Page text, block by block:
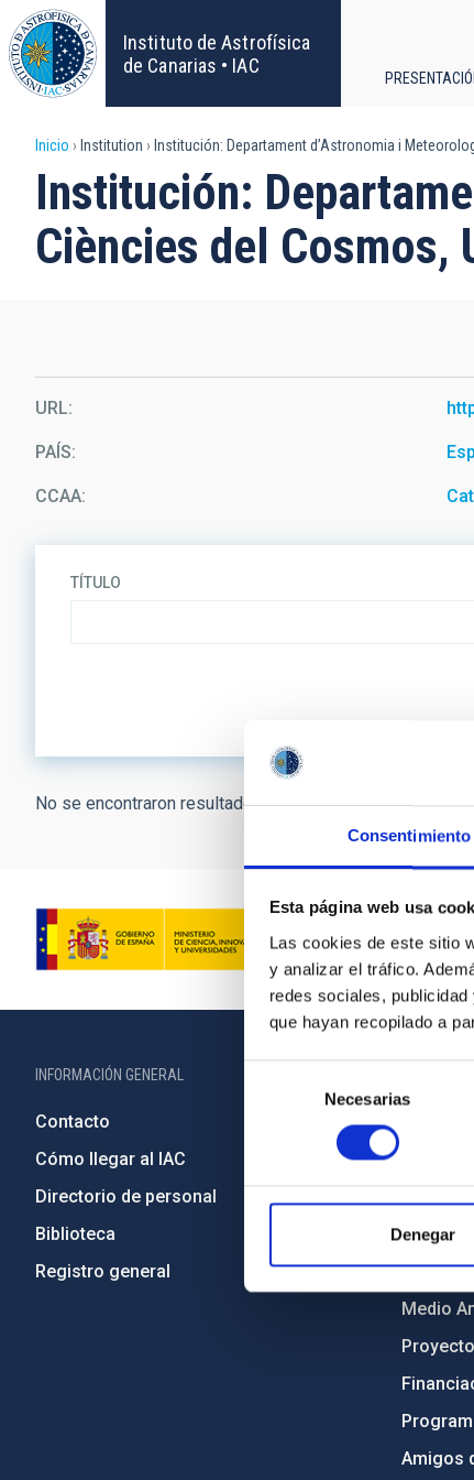
Consentimiento
Esta página web usa
Las cookies de este sitio
y analizar el tráfico.
redes sociales,
que hayan recopilado a
consentimiento
Necesarias
Denegar
Pasar
al
contenido
principal
Instituto de Astrofísica
de Canarias • IAC
Sobrescribir
enlaces
de
la
navegación
Inicio Institution Institución: Departament d’Astronomia i
Institución:
Ciències del Cosmos,
URL
PAÍS
CCAA
TÍTULO
No se encontraron resultados.
INFORMACIÓN GENERAL
Contacto
Cómo llegar al IAC
Directorio de personal
Biblioteca
Registro general
Igualdad
Forever
Medio
Amigos